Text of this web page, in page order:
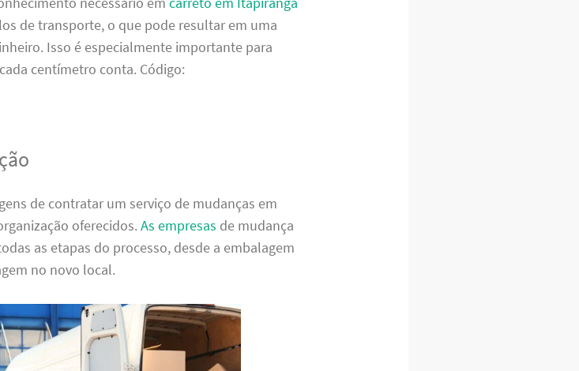
de transporte, o que pode resultar em uma
Isso é especialmente importante para
centímetro conta. Código:
de contratar um serviço de mudanças em
oferecidos.As empresas de mudança
as etapas do processo, desde a embalagem
no novo local.